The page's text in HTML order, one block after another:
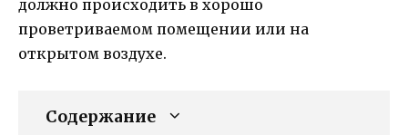
должно происходить в хорошо
проветриваемом помещении или на
открытом воздухе.
Содержание